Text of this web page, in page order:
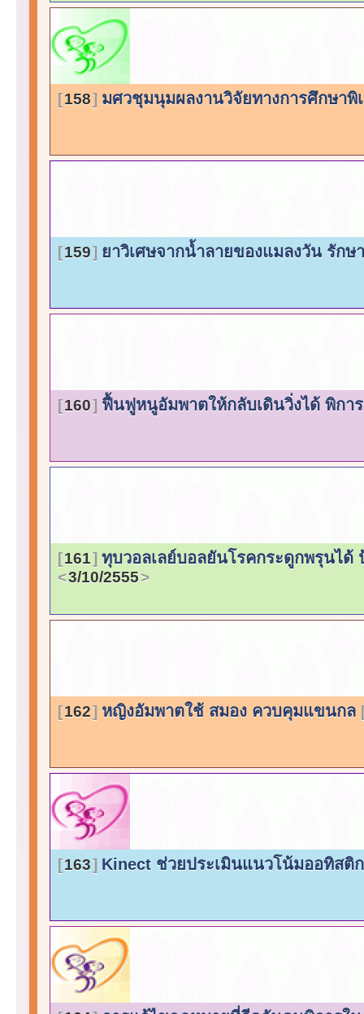
158 มศวชุมนุมผลงานวิจัยทางการศึกษาพิ
159 ยาวิเศษจากน้ำลายของแมลงวัน รัก
160 ฟื้นฟูหนูอัมพาตให้กลับเดินวิ่งได้ พิกา
161 ทุบวอลเลย์บอลยันโรคกระดูกพรุนไ
3/10/2555
162 หญิงอัมพาตใช้ สมอง ควบคุมแขนกล
163 Kinect ช่วยประเมินแนวโน้มออทิสติ